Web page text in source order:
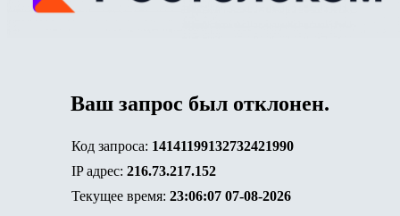
Ваш запрос был отклонен.
Код запроса: 14141199132732421990
IP адрес: 216.73.217.152
Текущее время: 23:06:07 07-08-2026